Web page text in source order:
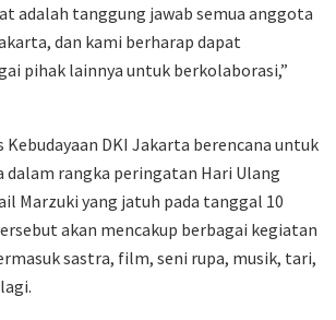
adalah tanggung jawab semua anggota
dan kami berharap dapat
pihak lainnya untuk berkolaborasi,”
Kebudayaan DKI Jakarta berencana untuk
dalam rangka peringatan Hari Ulang
Marzuki yang jatuh pada tanggal 10
akan mencakup berbagai kegiatan
sastra, film, seni rupa, musik, tari,